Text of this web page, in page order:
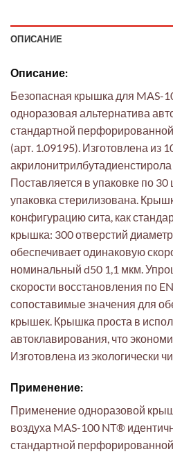
ОПИСАНИЕ
Описание:
Безопасная крышка для MAS-
одноразовая альтернатива
стандартной
(арт. 1.09195). Изготовлена из
Поставляется в упаковке по
упаковка стерилизована.
конфигурацию сита, как
крышка: 300 отверстий
обеспечивает одинаковую
номинальный d50 1,1 мкм.
скорости восстановления по
сопоставимые значения для
крышек. Крышка проста в
автоклавирования, что
Изготовлена из экологически
Применение:
Применение одноразовой
воздуха MAS-100 NT®
стандартной